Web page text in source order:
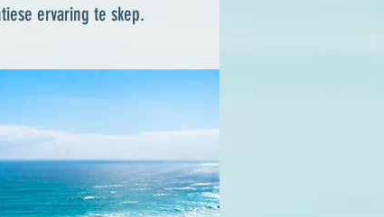
ervaring te skep.